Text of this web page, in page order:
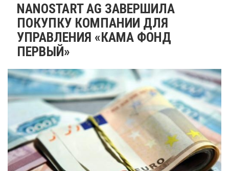
NANOSTART AG ЗАВЕРШИЛА
ПОКУПКУ КОМПАНИИ ДЛЯ
УПРАВЛЕНИЯ «КАМА ФОНД
ПЕРВЫЙ»